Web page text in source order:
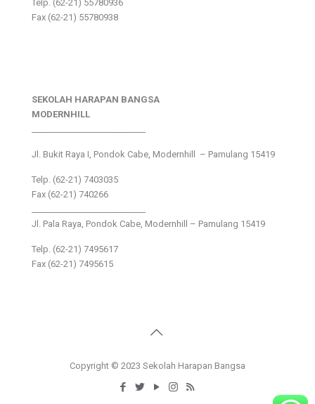
Telp. (62-21) 55780936
Fax (62-21) 55780938
SEKOLAH HARAPAN BANGSA
MODERNHILL
Jl. Bukit Raya I, Pondok Cabe, Modernhill – Pamulang 15419
Telp. (62-21) 7403035
Fax (62-21) 740266
Jl. Pala Raya, Pondok Cabe, Modernhill – Pamulang 15419
Telp. (62-21) 7495617
Fax (62-21) 7495615
Copyright © 2023 Sekolah Harapan Bangsa